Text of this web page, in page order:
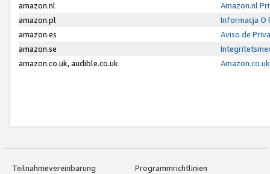
amazon.nl
Amazon.nl
amazon.pl
Informacja O
amazon.es
Aviso de
amazon.se
amazon.co.uk, audible.co.uk
Teilnahmevereinbarung
Programmrichtlinien